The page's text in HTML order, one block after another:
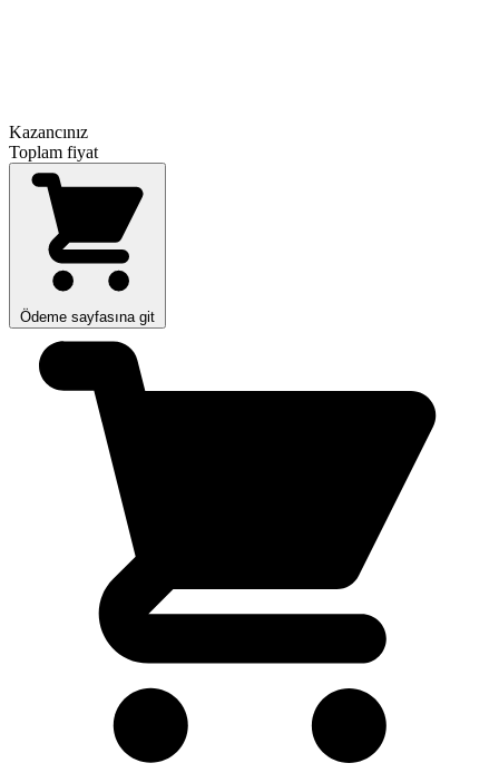
Kazancınız
Toplam fiyat
Ödeme sayfasına git